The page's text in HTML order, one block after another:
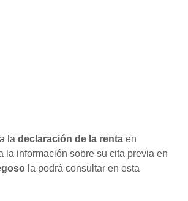
la declaración de la renta en
la información sobre su cita previa en
la podrá consultar en esta